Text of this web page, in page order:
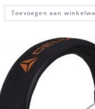
Toevoegen aan